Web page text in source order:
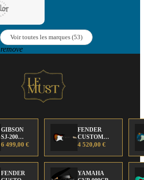
Voir toutes les marques (53)
remove
GIBSON
SJ-200
Anniversary
Edition
6 499,00 €
FENDER
CUSTOM
SHOP Strat 63'
4 520,00 €
FENDER
YAMAHA